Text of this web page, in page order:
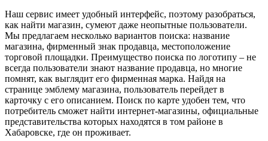
Наш сервис имеет удобный интерфейс, поэтому разобраться,
как найти магазин, сумеют даже неопытные пользователи.
Мы предлагаем несколько вариантов поиска: название
магазина, фирменный знак продавца, местоположение
торговой площадки. Преимущество поиска по логотипу – не
всегда пользователи знают название продавца, но многие
помнят, как выглядит его фирменная марка. Найдя на
странице эмблему магазина, пользователь перейдет в
карточку с его описанием. Поиск по карте удобен тем, что
потребитель сможет найти интернет-магазины, официальные
представительства которых находятся в том районе в
Хабаровске, где он проживает.